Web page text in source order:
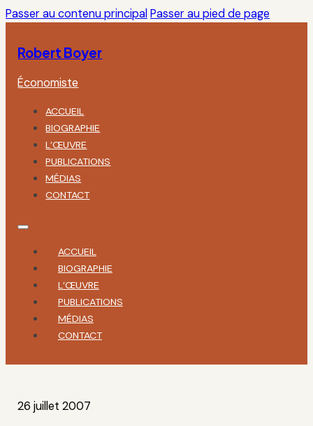
Passer au contenu principal Passer au pied de page
Robert Boyer
Économiste
ACCUEIL
BIOGRAPHIE
L’ŒUVRE
PUBLICATIONS
MÉDIAS
CONTACT
ACCUEIL
BIOGRAPHIE
L’ŒUVRE
PUBLICATIONS
MÉDIAS
CONTACT
26 juillet 2007